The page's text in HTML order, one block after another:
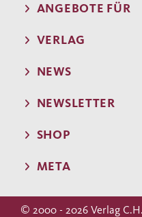
ANGEBOTE FÜR
VERLAG
NEWS
NEWSLETTER
SHOP
META
© 2000 - 2026 Verlag